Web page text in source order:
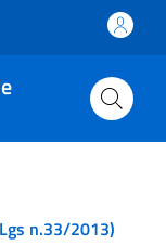
n.33/2013)